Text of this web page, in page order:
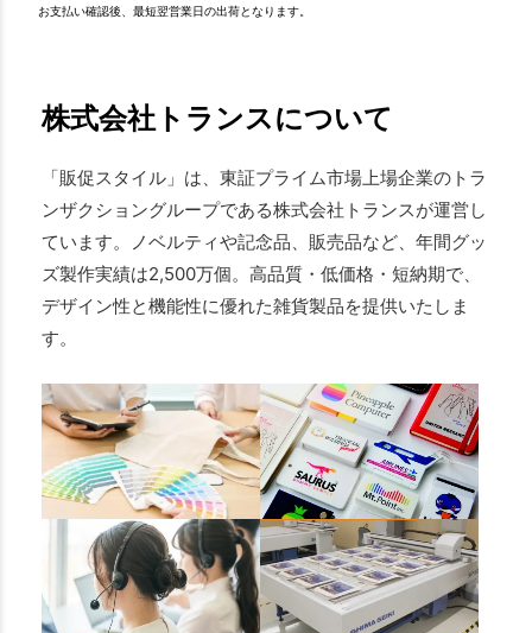
お支払い確認後、最短翌営業日の出荷となります。
株式会社トランスについて
「販促スタイル」は、東証プライム市場上場企業のトラ
ンザクショングループである株式会社トランスが運営し
ています。ノベルティや記念品、販売品など、年間グッ
ズ製作実績は2,500万個。高品質・低価格・短納期で、
デザイン性と機能性に優れた雑貨製品を提供いたしま
す。